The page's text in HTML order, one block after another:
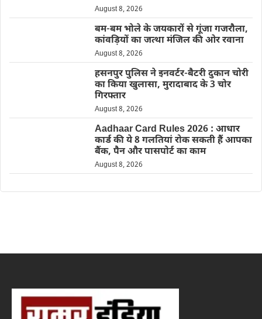
August 8, 2026
बम-बम भोले के जयकारों से गूंजा गजरौला,
कांवड़ियों का जत्था मंजिल की ओर रवाना
August 8, 2026
हसनपुर पुलिस ने इनवर्टर-बैटरी दुकान चोरी
का किया खुलासा, मुरादाबाद के 3 चोर
गिरफ्तार
August 8, 2026
Aadhaar Card Rules 2026 : आधार
कार्ड की ये 8 गलतियां रोक सकती हैं आपका
बैंक, पैन और पासपोर्ट का काम
August 8, 2026